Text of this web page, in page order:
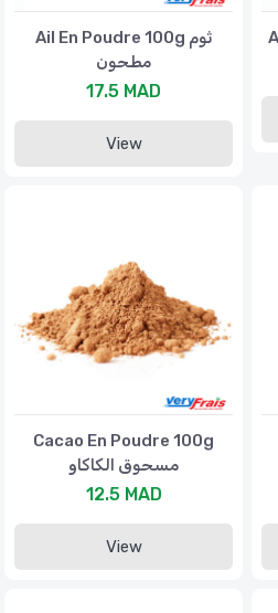
Ail En Poudre 100g ثوم
مطحون
17.5 MAD
View
Cacao En Poudre 100g
مسحوق الكاكاو
12.5 MAD
View